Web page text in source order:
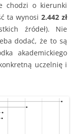
chodzi o kierunki
ta wynosi 2.442 zł
źródeł). Nie
dodać, że to są
akademickiego
uczelnię i